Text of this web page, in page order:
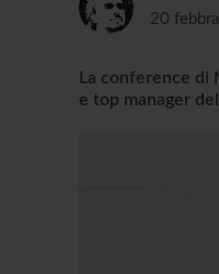
20
La conference di
e top manager